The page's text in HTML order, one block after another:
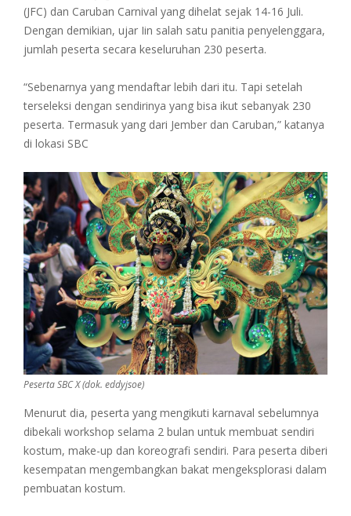
(JFC) dan Caruban Carnival yang dihelat sejak 14-16 Juli.
Dengan demikian, ujar Iin salah satu panitia penyelenggara,
jumlah peserta secara keseluruhan 230 peserta.
“Sebenarnya yang mendaftar lebih dari itu. Tapi setelah
terseleksi dengan sendirinya yang bisa ikut sebanyak 230
peserta. Termasuk yang dari Jember dan Caruban,” katanya
di lokasi SBC
Peserta SBC X (dok. eddyjsoe)
Menurut dia, peserta yang mengikuti karnaval sebelumnya
dibekali workshop selama 2 bulan untuk membuat sendiri
kostum, make-up dan koreografi sendiri. Para peserta diberi
kesempatan mengembangkan bakat mengeksplorasi dalam
pembuatan kostum.